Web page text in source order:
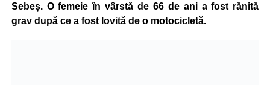
Sebeș. O femeie în vârstă de 66 de ani a fost rănită
grav după ce a fost lovită de o motocicletă.